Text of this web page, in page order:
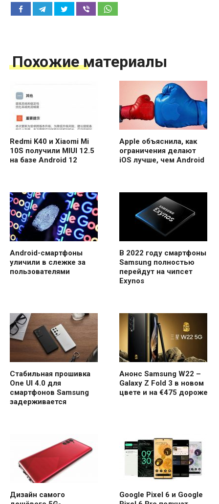
Похожие материалы
Redmi K40 и Xiaomi Mi
10S получили MIUI 12.5
на базе Android 12
Apple объяснила, как
ограничения делают
iOS лучше, чем Android
Android-смартфоны
уличили в слежке за
пользователями
В 2022 году смартфоны
Samsung полностью
перейдут на чипсет
Exynos
Стабильная прошивка
One UI 4.0 для
смартфонов Samsung
задерживается
Анонс Samsung W22 –
Galaxy Z Fold 3 в новом
цвете и на €475 дороже
Дизайн самого
Google Pixel 6 и Google